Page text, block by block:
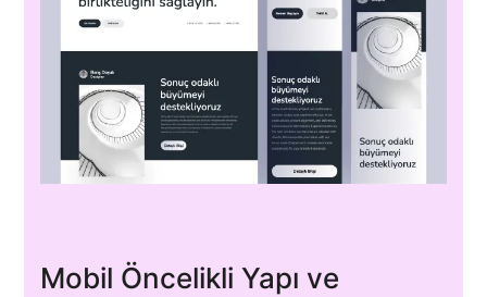
Mobil Öncelikli Yapı ve